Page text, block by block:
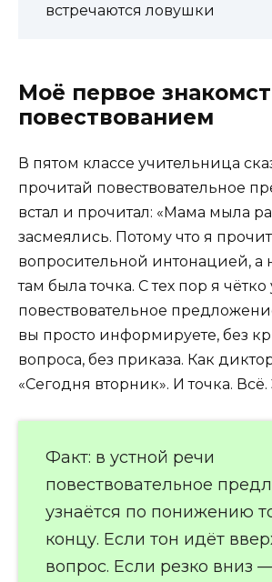
встречаются ловушки
Моё первое
повествованием
В пятом классе учительница
прочитай повествовательное
встал и прочитал: «Мама мыла
засмеялись. Потому что я
вопросительной интонацией, а
там была точка. С тех пор я чётко
повествовательное
вы просто информируете, без
вопроса, без приказа. Как
«Сегодня вторник». И точка. Всё.
Факт: в устной речи
повествовательное
узнаётся по понижению
концу. Если тон идёт
вопрос. Если резко вниз